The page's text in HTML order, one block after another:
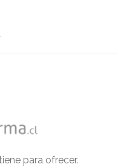
para ofrecer.